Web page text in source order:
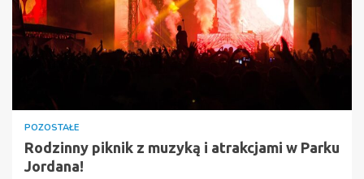
POZOSTAŁE
Rodzinny piknik z muzyką i atrakcjami w Parku
Jordana!